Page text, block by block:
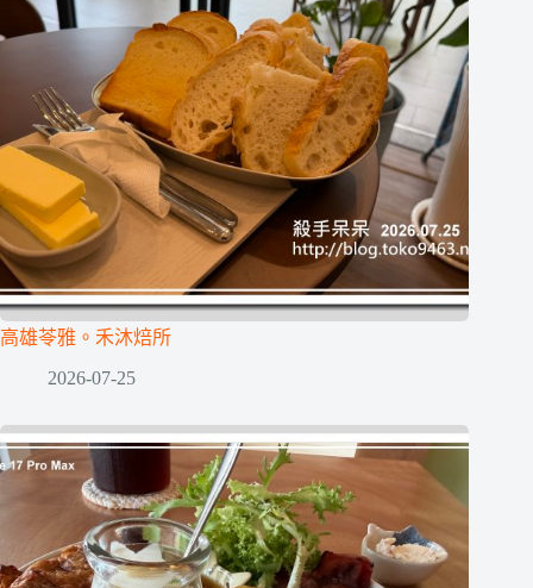
高雄苓雅。禾沐焙所
2026-07-25